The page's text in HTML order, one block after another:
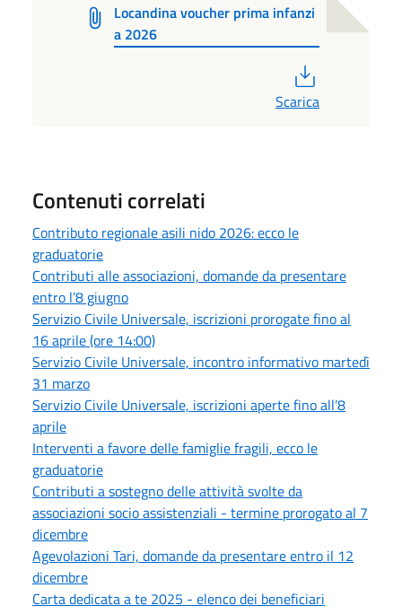
Locandina voucher prima infanzi
a 2026
Scarica
Contenuti correlati
Contributo regionale asili nido 2026: ecco le
graduatorie
Contributi alle associazioni, domande da presentare
entro l’8 giugno
Servizio Civile Universale, iscrizioni prorogate fino al
16 aprile (ore 14:00)
Servizio Civile Universale, incontro informativo martedì
31 marzo
Servizio Civile Universale, iscrizioni aperte fino all’8
aprile
Interventi a favore delle famiglie fragili, ecco le
graduatorie
Contributi a sostegno delle attività svolte da
associazioni socio assistenziali - termine prorogato al 7
dicembre
Agevolazioni Tari, domande da presentare entro il 12
dicembre
Carta dedicata a te 2025 - elenco dei beneficiari